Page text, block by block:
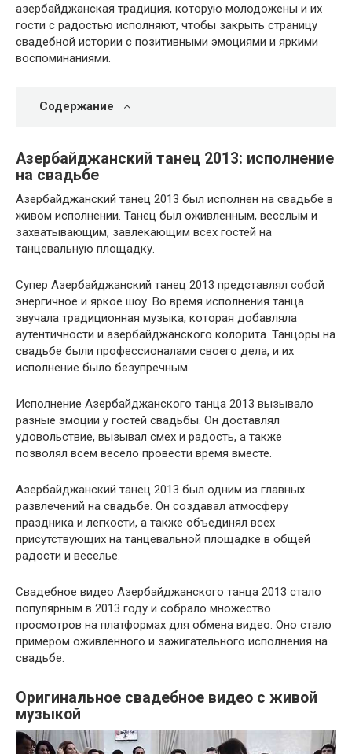
азербайджанская традиция, которую молодожены и их
гости с радостью исполняют, чтобы закрыть страницу
свадебной истории с позитивными эмоциями и яркими
воспоминаниями.
Содержание
Азербайджанский танец 2013: исполнение
на свадьбе
Азербайджанский танец 2013 был исполнен на свадьбе в
живом исполнении. Танец был оживленным, веселым и
захватывающим, завлекающим всех гостей на
танцевальную площадку.
Супер Азербайджанский танец 2013 представлял собой
энергичное и яркое шоу. Во время исполнения танца
звучала традиционная музыка, которая добавляла
аутентичности и азербайджанского колорита. Танцоры на
свадьбе были профессионалами своего дела, и их
исполнение было безупречным.
Исполнение Азербайджанского танца 2013 вызывало
разные эмоции у гостей свадьбы. Он доставлял
удовольствие, вызывал смех и радость, а также
позволял всем весело провести время вместе.
Азербайджанский танец 2013 был одним из главных
развлечений на свадьбе. Он создавал атмосферу
праздника и легкости, а также объединял всех
присутствующих на танцевальной площадке в общей
радости и веселье.
Свадебное видео Азербайджанского танца 2013 стало
популярным в 2013 году и собрало множество
просмотров на платформах для обмена видео. Оно стало
примером оживленного и зажигательного исполнения на
свадьбе.
Оригинальное свадебное видео с живой
музыкой